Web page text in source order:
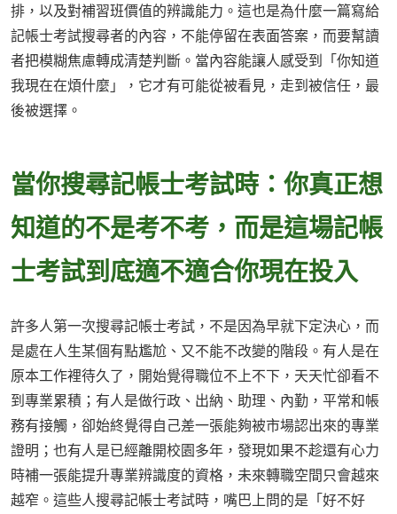
排，以及對補習班價值的辨識能力。這也是為什麼一篇寫給
記帳士考試搜尋者的內容，不能停留在表面答案，而要幫讀
者把模糊焦慮轉成清楚判斷。當內容能讓人感受到「你知道
我現在在煩什麼」，它才有可能從被看見，走到被信任，最
後被選擇。
當你搜尋記帳士考試時：你真正想
知道的不是考不考，而是這場記帳
士考試到底適不適合你現在投入
許多人第一次搜尋記帳士考試，不是因為早就下定決心，而
是處在人生某個有點尷尬、又不能不改變的階段。有人是在
原本工作裡待久了，開始覺得職位不上不下，天天忙卻看不
到專業累積；有人是做行政、出納、助理、內勤，平常和帳
務有接觸，卻始終覺得自己差一張能夠被市場認出來的專業
證明；也有人是已經離開校園多年，發現如果不趁還有心力
時補一張能提升專業辨識度的資格，未來轉職空間只會越來
越窄。這些人搜尋記帳士考試時，嘴巴上問的是「好不好